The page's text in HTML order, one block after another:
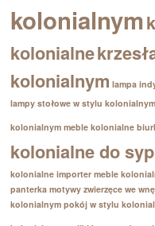
kolonialnym
kolonialne
kolonialnym lampa
lampy stołowe w stylu kolonialnym
kolonialnym meble kolonialne
kolonialne do
kolonialne importer meble
panterka motywy zwierzęce we
kolonialnym pokój w stylu